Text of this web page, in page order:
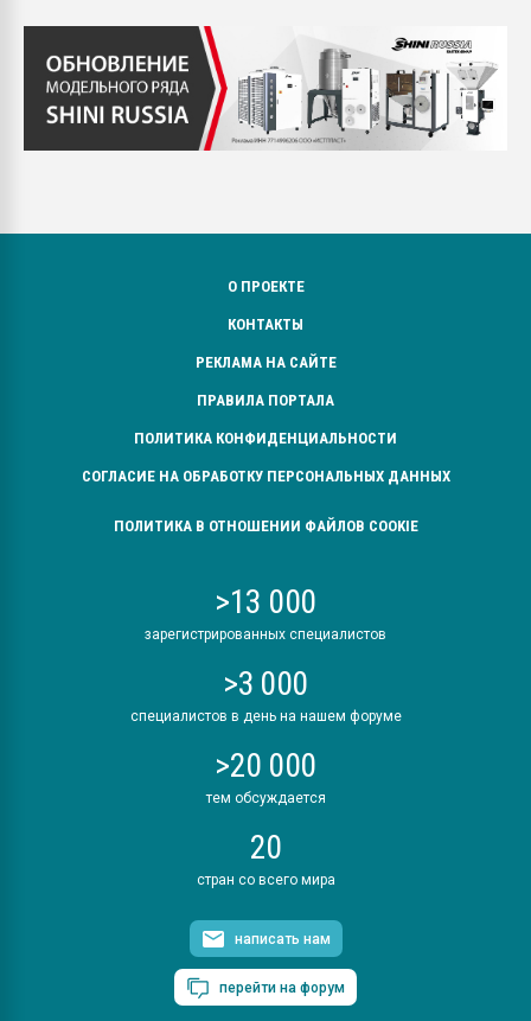
О ПРОЕКТЕ
КОНТАКТЫ
РЕКЛАМА НА САЙТЕ
ПРАВИЛА ПОРТАЛА
ПОЛИТИКА КОНФИДЕНЦИАЛЬНОСТИ
СОГЛАСИЕ НА ОБРАБОТКУ ПЕРСОНАЛЬНЫХ ДАННЫХ
ПОЛИТИКА В ОТНОШЕНИИ ФАЙЛОВ COOKIE
>13 000
зарегистрированных специалистов
>3 000
специалистов в день на нашем форуме
>20 000
тем обсуждается
20
стран со всего мира
написать нам
перейти на форум